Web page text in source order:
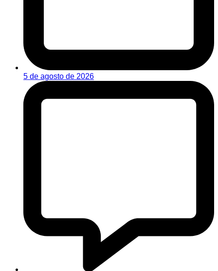
5 de agosto de 2026